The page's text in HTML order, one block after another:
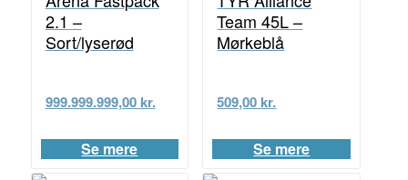
2.1 –
Sort/lyserød
999.999.999,00 kr.
Se mere
Team 45L –
Mørkeblå
509,00 kr.
Se mere